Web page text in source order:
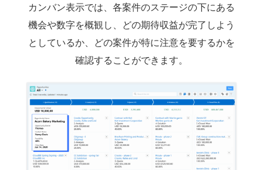
カンバン表示では、各案件のステージの下にある
機会や数字を概観し、どの期待収益が完了しよう
としているか、どの案件が特に注意を要するかを
確認することができます。